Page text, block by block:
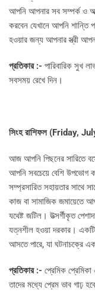
আপনি আপনার সব সম্পর্ক ও
করবেন যেখানে আপনি শান্তি
হওয়ার জন্য আপনার স্ত্রী
প্রতিকার :- পারিবারিক সুখ
সবসময় রেখে দিন।
সিংহ রাশিফল (Friday,
আজ আপনি পিছনের সারিতে
আপনি সবচেয়ে বেশি
সম্প্রসারিত সহায়তার সাথে
কাজ বা সামাজিক জমায়েতে
যথেষ্ট জটিল। উত্সর্গীকৃত
যত্নশীল হওয়া দরকার।
আসতে পারে, যা ঘটনাচক্রে
প্রতিকার :- প্রেমিক
তাদের মধ্যে প্রেম ভাব গাঢ়